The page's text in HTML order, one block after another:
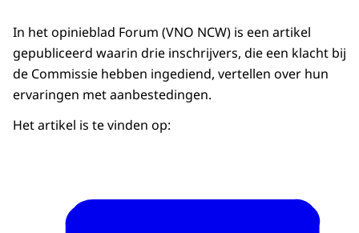
In het opinieblad Forum (VNO NCW) is een artikel
gepubliceerd waarin drie inschrijvers, die een klacht bij
de Commissie hebben ingediend, vertellen over hun
ervaringen met aanbestedingen.
Het artikel is te vinden op: